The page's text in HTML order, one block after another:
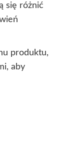
się różnić
produktu,
aby